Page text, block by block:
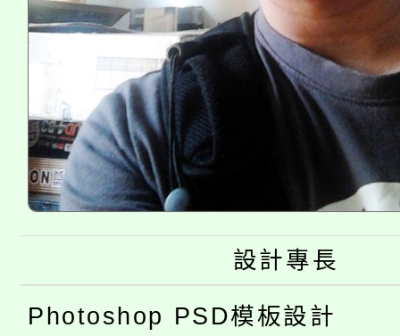
設計專長
Photoshop PSD模板設計